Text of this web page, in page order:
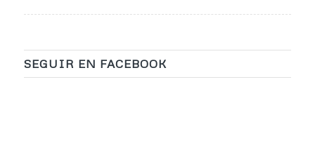
SEGUIR EN FACEBOOK